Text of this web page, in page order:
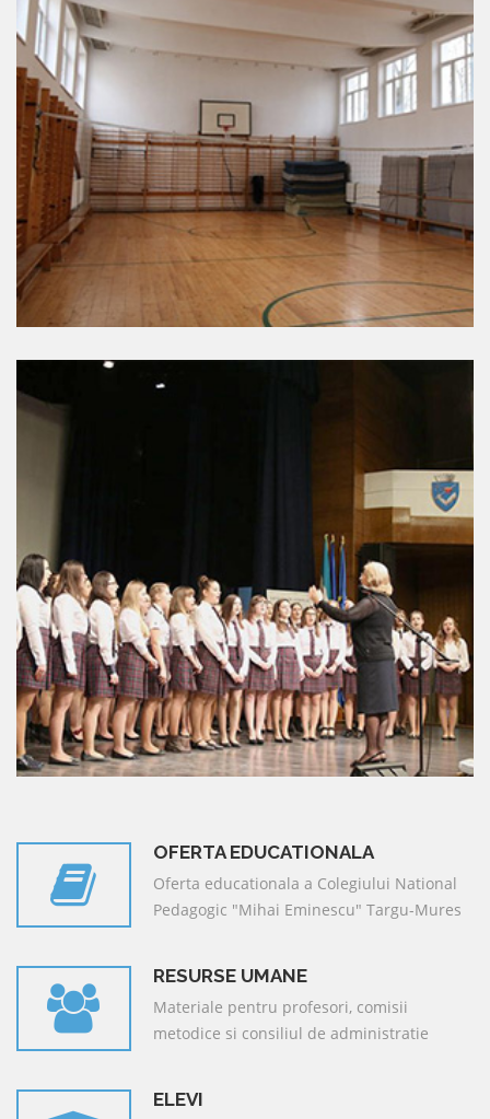
OFERTA EDUCATIONALA
Oferta educationala a Colegiului National
Pedagogic "Mihai Eminescu" Targu-Mures
RESURSE UMANE
Materiale pentru profesori, comisii
metodice si consiliul de administratie
ELEVI